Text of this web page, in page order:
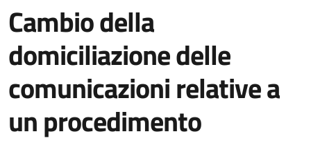
Cambio della
domiciliazione delle
comunicazioni relative a
un procedimento